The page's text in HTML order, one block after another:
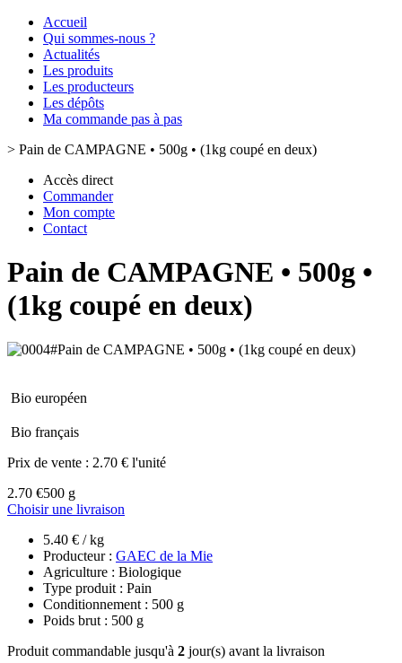
Accueil
Qui sommes-nous ?
Actualités
Les produits
Les producteurs
Les dépôts
Ma commande pas à pas
> Pain de CAMPAGNE • 500g • (1kg coupé en deux)
Accès direct
Commander
Mon compte
Contact
Pain de CAMPAGNE • 500g •
(1kg coupé en deux)
Bio européen
Bio français
Prix de vente : 2.70 € l'unité
2.70 €500 g
Choisir une livraison
5.40 € / kg
Producteur : GAEC de la Mie
Agriculture : Biologique
Type produit : Pain
Conditionnement : 500 g
Poids brut : 500 g
Produit commandable jusqu'à 2 jour(s) avant la livraison